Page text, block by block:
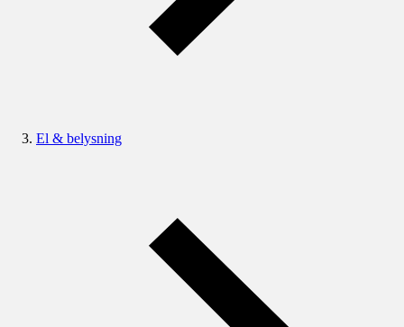
El & belysning